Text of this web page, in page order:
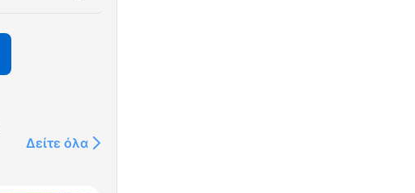
Δείτε όλα